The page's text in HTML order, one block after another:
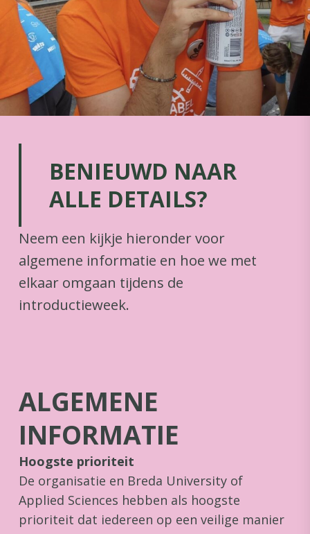
BENIEUWD NAAR
ALLE DETAILS?
Neem een kijkje hieronder voor
algemene informatie en hoe we met
elkaar omgaan tijdens de
introductieweek.
ALGEMENE
INFORMATIE
Hoogste prioriteit
De organisatie en Breda University of
Applied Sciences hebben als hoogste
prioriteit dat iedereen op een veilige manier